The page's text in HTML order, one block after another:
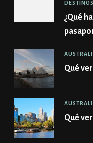
DESTINOS
¿Qué
Qué
Qué